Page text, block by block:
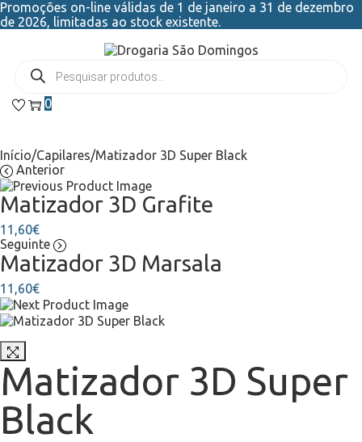
Promoções on-line válidas de 1 de janeiro a 31 de dezembro
de 2026, limitadas ao stock existente.
0
Início/Capilares/Matizador 3D Super Black
Anterior
Matizador 3D Grafite
11,60€
Seguinte
Matizador 3D Marsala
11,60€
Matizador 3D Super
Black